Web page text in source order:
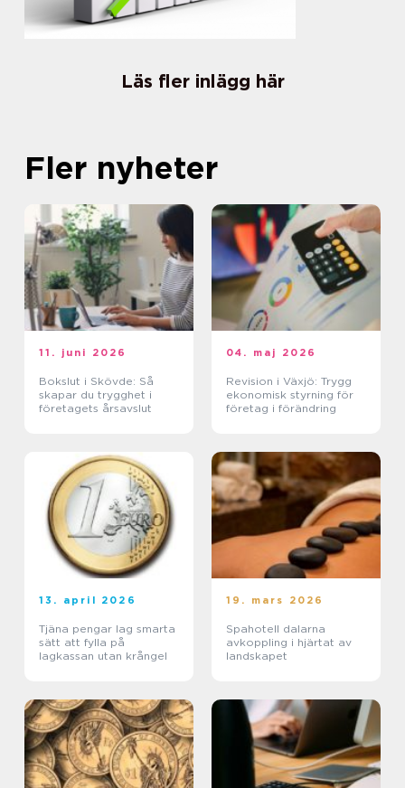
Läs fler inlägg här
Fler nyheter
11. juni 2026
Bokslut i Skövde: Så
skapar du trygghet i
företagets årsavslut
04. maj 2026
Revision i Växjö: Trygg
ekonomisk styrning för
företag i förändring
13. april 2026
Tjäna pengar lag smarta
sätt att fylla på
lagkassan utan krångel
19. mars 2026
Spahotell dalarna
avkoppling i hjärtat av
landskapet